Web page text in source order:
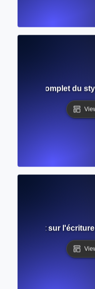
? Guide complet du
complet sur